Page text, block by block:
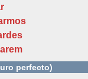
arem
perfecto)